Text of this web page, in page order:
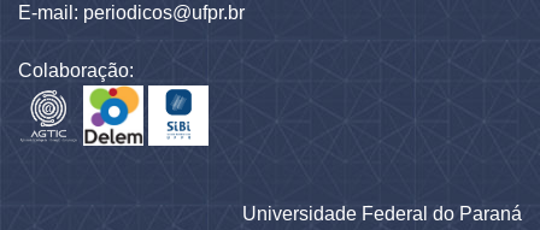
E-mail: periodicos@ufpr.br
Colaboração:
Universidade Federal do Paraná